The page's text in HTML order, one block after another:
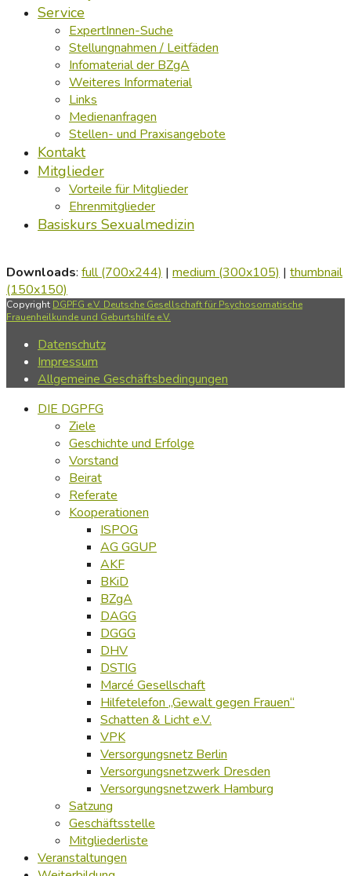
Service
ExpertInnen-Suche
Stellungnahmen / Leitfäden
Infomaterial der BZgA
Weiteres Informaterial
Links
Medienanfragen
Stellen- und Praxisangebote
Kontakt
Mitglieder
Vorteile für Mitglieder
Ehrenmitglieder
Basiskurs Sexualmedizin
Downloads: full (700x244) | medium (300x105) | thumbnail
(150x150)
Copyright DGPFG e.V. Deutsche Gesellschaft für Psychosomatische
Frauenheilkunde und Geburtshilfe e.V.
Datenschutz
Impressum
Allgemeine Geschäftsbedingungen
DIE DGPFG
Ziele
Geschichte und Erfolge
Vorstand
Beirat
Referate
Kooperationen
ISPOG
AG GGUP
AKF
BKiD
BZgA
DAGG
DGGG
DHV
DSTIG
Marcé Gesellschaft
Hilfetelefon „Gewalt gegen Frauen“
Schatten & Licht e.V.
VPK
Versorgungsnetz Berlin
Versorgungsnetzwerk Dresden
Versorgungsnetzwerk Hamburg
Satzung
Geschäftsstelle
Mitgliederliste
Veranstaltungen